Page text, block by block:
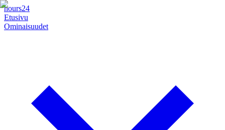
hours24
Etusivu
Ominaisuudet